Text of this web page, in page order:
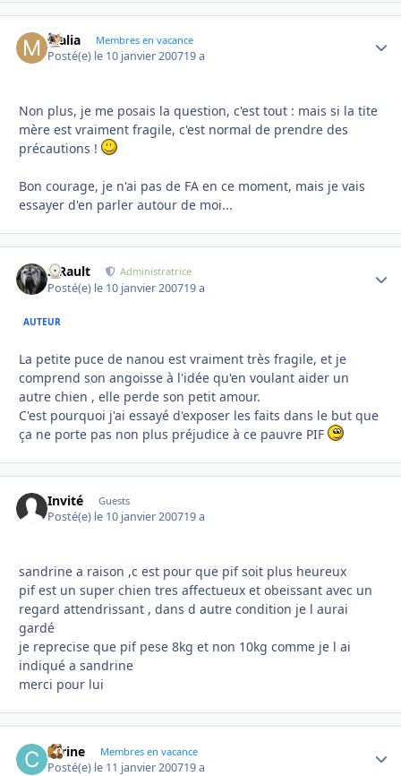
Malia Membres en vacance
Posté(e) le 10 janvier 200719 a
Non plus, je me posais la question, c'est tout : mais si la tite
mère est vraiment fragile, c'est normal de prendre des
précautions !
Bon courage, je n'ai pas de FA en ce moment, mais je vais
essayer d'en parler autour de moi...
S.Rault Administratrice
Posté(e) le 10 janvier 200719 a
AUTEUR
La petite puce de nanou est vraiment très fragile, et je
comprend son angoisse à l'idée qu'en voulant aider un
autre chien , elle perde son petit amour.
C'est pourquoi j'ai essayé d'exposer les faits dans le but que
ça ne porte pas non plus préjudice à ce pauvre PIF
Invité Guests
Posté(e) le 10 janvier 200719 a
sandrine a raison ,c est pour que pif soit plus heureux
pif est un super chien tres affectueux et obeissant avec un
regard attendrissant , dans d autre condition je l aurai
gardé
je reprecise que pif pese 8kg et non 10kg comme je l ai
indiqué a sandrine
merci pour lui
carine Membres en vacance
Posté(e) le 11 janvier 200719 a